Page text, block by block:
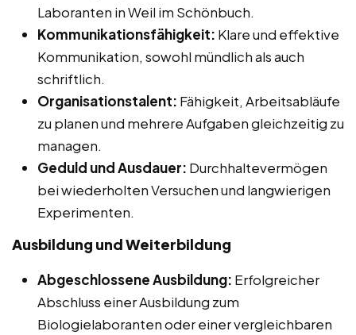
Laboranten in Weil im Schönbuch.
Kommunikationsfähigkeit: Klare und effektive
Kommunikation, sowohl mündlich als auch
schriftlich.
Organisationstalent: Fähigkeit, Arbeitsabläufe
zu planen und mehrere Aufgaben gleichzeitig zu
managen.
Geduld und Ausdauer: Durchhaltevermögen
bei wiederholten Versuchen und langwierigen
Experimenten.
Ausbildung und Weiterbildung
Abgeschlossene Ausbildung: Erfolgreicher
Abschluss einer Ausbildung zum
Biologielaboranten oder einer vergleichbaren